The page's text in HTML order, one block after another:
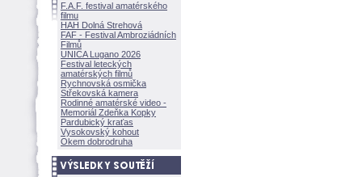
F.A.F. festival amatérského
filmu
HAH Dolná Strehov
FAF - Festival Ambroziádních
Filmů
UNICA Lugano 2026
Festival leteckých
amatérských filmů
Rychnovská osmička
Střekovská kamera
Rodinné amatérské video -
Memoriál Zdeňka Kopky
Pardubický kraťas
Vysokovský kohout
Okem dobrodruha